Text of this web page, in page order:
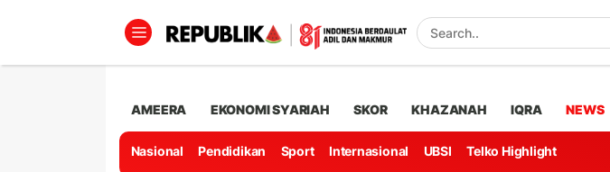
AMEERA EKONOMI SYARIAH SKOR KHAZANAH IQRA NEWS
Nasional Pendidikan Sport Internasional UBSI Telko Highlight